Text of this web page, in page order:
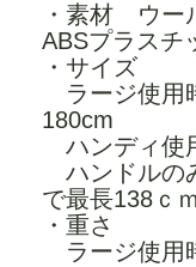
・素材 ウー
ABSプラスチ
・サイズ
ラージ使用
180cm
ハンディ使
ハンドルの
で最長138ｃｍ
・重さ
ラージ使用